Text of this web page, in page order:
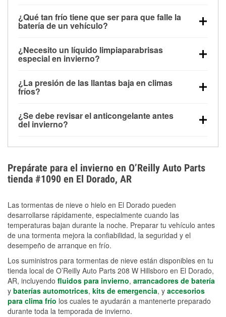
¿Qué tan frío tiene que ser para que falle la
batería de un vehículo?
debajo de los 32 °F y puede perder hasta la mitad de
su potencia de arranque cerca de los 0 °F, lo que
arranque.
¿Necesito un líquido limpiaparabrisas
especial en invierno?
la congelación y ayuda a disolver la sal y la nieve
derretida en la carretera para mejorar la visibilidad.
¿La presión de las llantas baja en climas
fríos?
alrededor de 1 PSI por cada 10 °F que baja la
temperatura. Puedes obtener más información sobre
¿Se debe revisar el anticongelante antes
del invierno?
el sobrecalentamiento en condiciones de frío
extremo. Aprende cómo comprobar la protección
anticongelante en nuestra sección How-To.
Prepárate para el invierno en O’Reilly Auto Parts
tienda #1090 en El Dorado, AR
Las tormentas de nieve o hielo en El Dorado pueden
desarrollarse rápidamente, especialmente cuando las
temperaturas bajan durante la noche. Preparar tu vehículo antes
de una tormenta mejora la confiabilidad, la seguridad y el
desempeño de arranque en frío.
Los suministros para tormentas de nieve están disponibles en tu
tienda local de O’Reilly Auto Parts 208 W Hillsboro en El Dorado,
AR, incluyendo fluidos para invierno, arrancadores de batería
y baterías automotrices, kits de emergencia, y accesorios
para clima frío los cuales te ayudarán a mantenerte preparado
durante toda la temporada de invierno.